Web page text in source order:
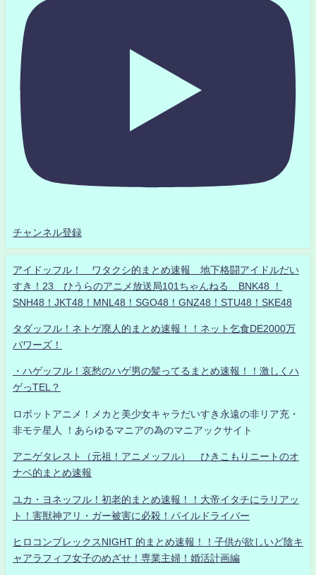
チャンネル登録
アイドッフル！ ワタクシ的まとめ速報 地下格闘アイドルだい
すき！23 ひうらのアニメ放送局101ちゃんねる BNK48 ！
SNH48！JKT48！MNL48！SGO48！GNZ48！STU48！SKE48
タダッフル！ネトゲ廃人的まとめ速報！！ネット乞食DE2000万
パワーズ！
・ハゲッフル！哀愁のハゲ男の髪ってるまとめ速報！！激しくハ
ゲっTEL？
ロボットアニメ！メカと美少女キャラだいすき永遠の非リア充・
非モテ星人 ！あらゆるマニアの為のマニアックサイト
アニゲタレスト（元祖！アニメッフル） ひきこもりニートのオ
ナベ的まとめ速報
ユカ・ヨネッフル！初老的まとめ速報！！大帝イタチにラリアッ
ト！害獣神アリ・ガー被害に必殺！パイルドライバー
ヒロコンプレックスNIGHT 的まとめ速報！！子供が欲しいど陰キ
ャアラフィフ女子のめざせ！専業主婦！婚活計画編